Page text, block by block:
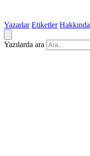
Yazarlar Etiketler Hakkında
Yazılarda ara